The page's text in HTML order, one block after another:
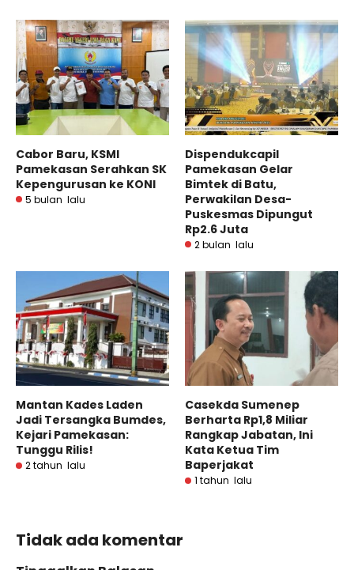
Cabor Baru, KSMI
Pamekasan Serahkan SK
Kepengurusan ke KONI
5 bulan lalu
Dispendukcapil
Pamekasan Gelar
Bimtek di Batu,
Perwakilan Desa-
Puskesmas Dipungut
Rp2.6 Juta
2 bulan lalu
Mantan Kades Laden
Jadi Tersangka Bumdes,
Kejari Pamekasan:
Tunggu Rilis!
2 tahun lalu
Casekda Sumenep
Berharta Rp1,8 Miliar
Rangkap Jabatan, Ini
Kata Ketua Tim
Baperjakat
1 tahun lalu
Tidak ada komentar